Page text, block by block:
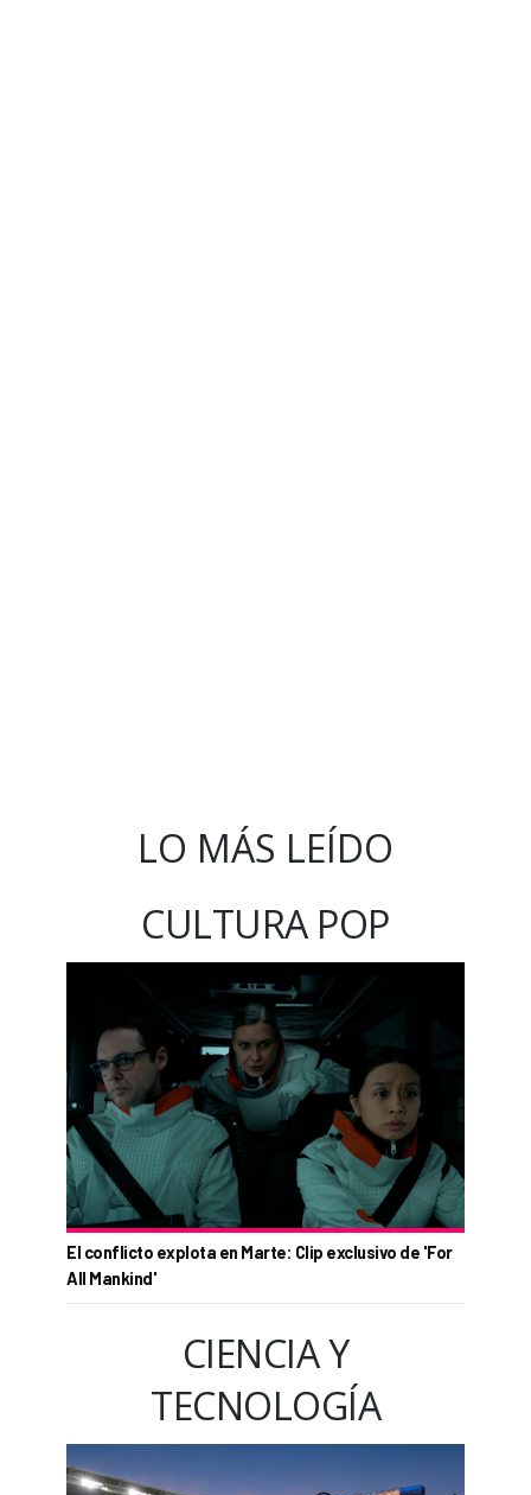
LO MÁS LEÍDO
CULTURA POP
El conflicto explota en Marte: Clip exclusivo de 'For
All Mankind'
CIENCIA Y
TECNOLOGÍA